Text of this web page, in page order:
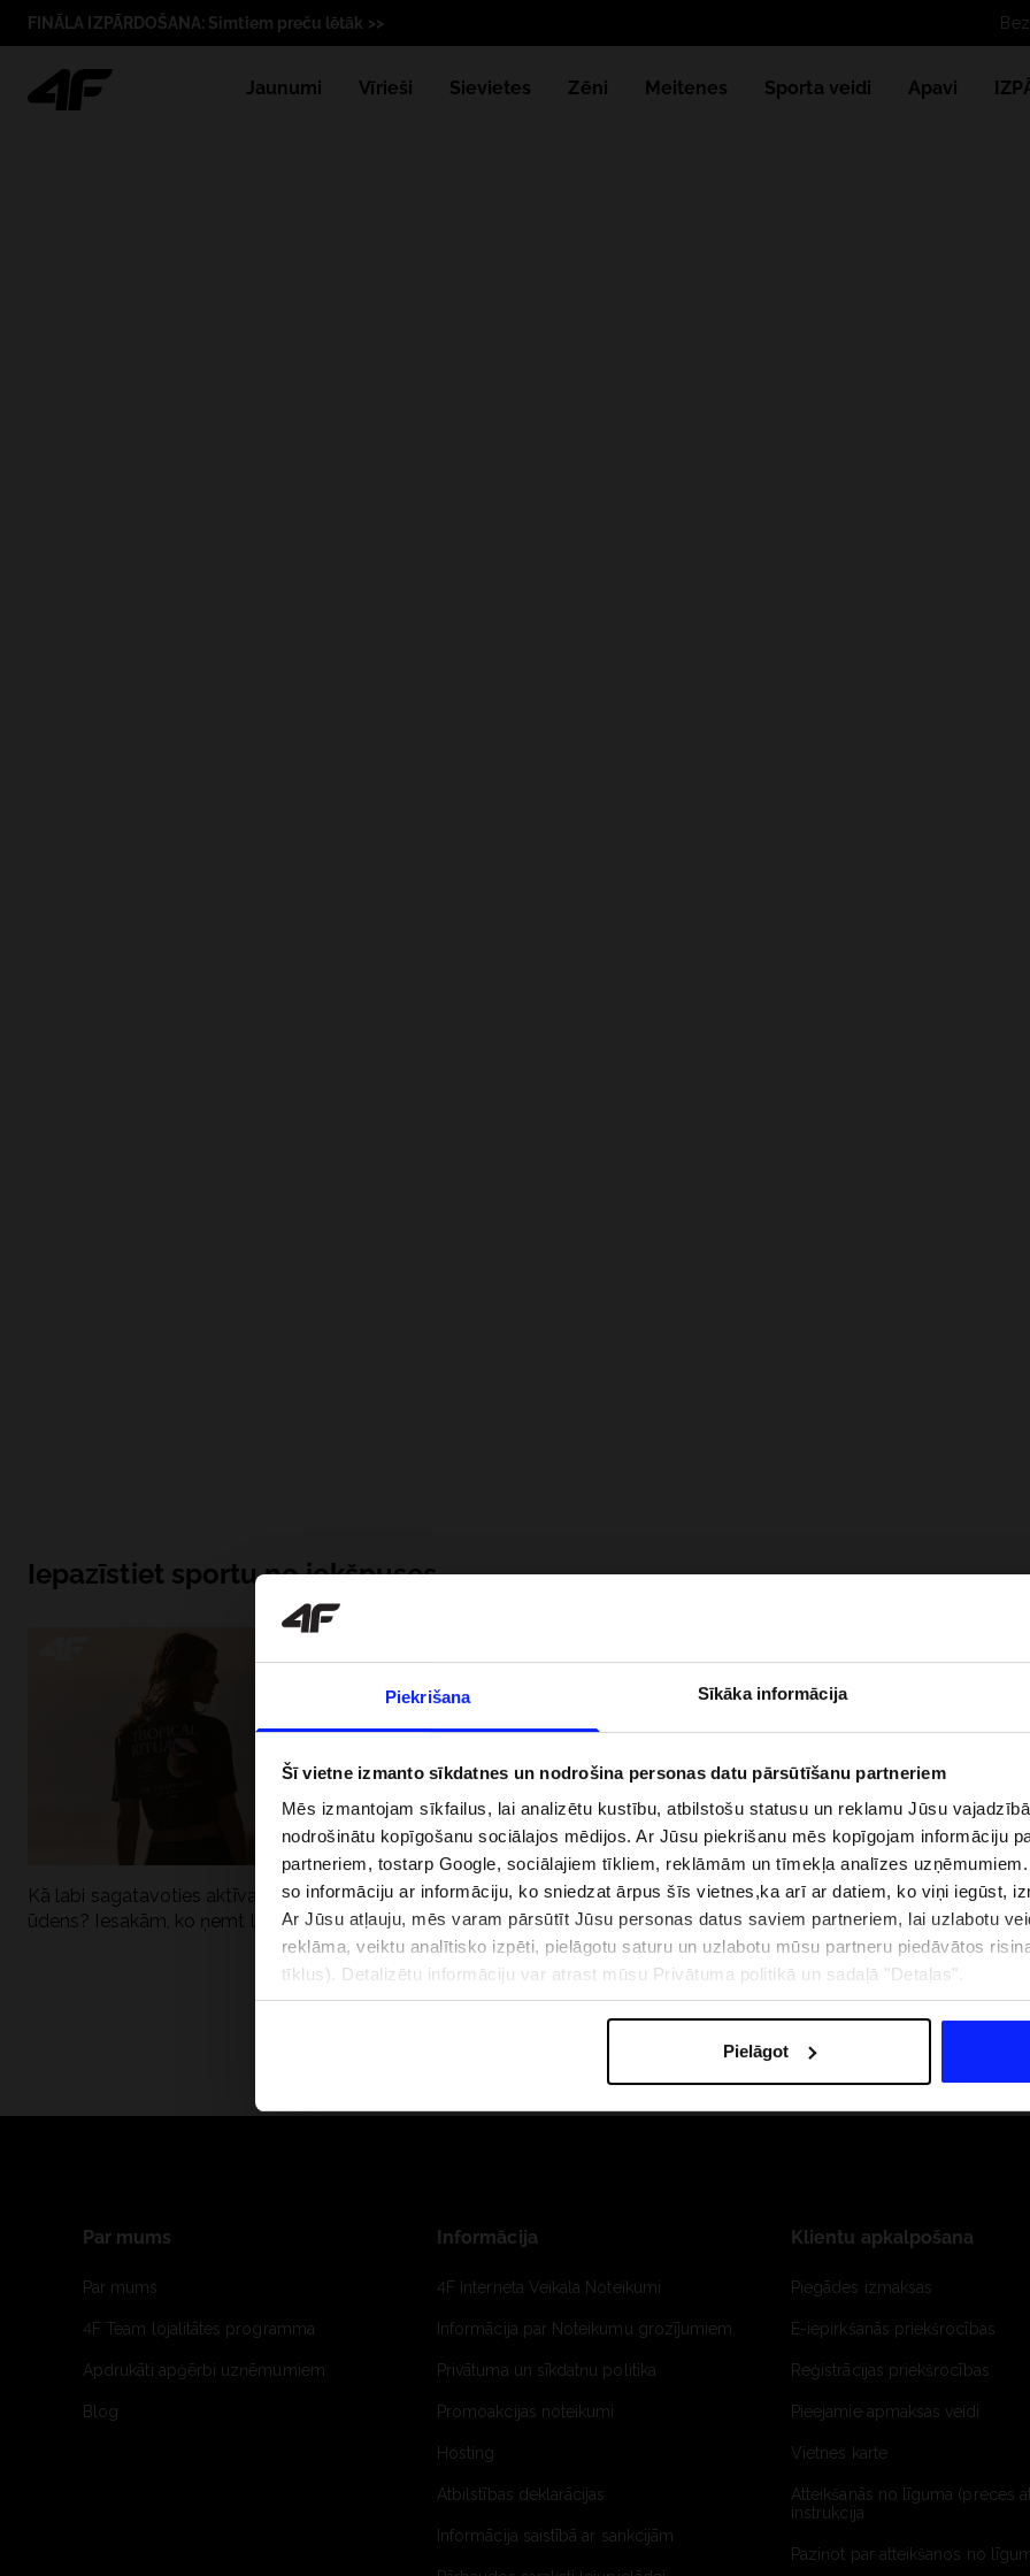
Piekrišana Sīkāka informācija
Šī vietne izmanto sīkdatnes un nodrošina personas datu pārsūtīšanu partneriem
Mēs izmantojam sīkfailus, lai analizētu kustību, atbilstošu statusu un reklamu Jūsu
nodrošinātu kopīgošanu sociālajos mēdijos. Ar Jūsu piekrišanu mēs kopīgojam informāciju
partneriem, tostarp Google, sociālajiem tīkliem, reklāmām un tīmekļa analīzes
so informāciju ar informāciju, ko sniedzat ārpus šīs vietnes,ka arī ar datiem, ko viņi iegūst,
Ar Jūsu atļauju, mēs varam pārsūtīt Jūsu personas datus saviem partneriem, lai uzlabotu
reklāma, veiktu analītisko izpēti, pielāgotu saturu un uzlabotu mūsu partneru piedāvātos
tīklus). Detalizētu informāciju var atrast mūsu Privātuma politikā un sadaļā "Detaļas".
Pielāgot
FINĀLA IZPĀRDOŠANA: Simtiem preču lētāk >>
Jaunumi Vīrieši Sievietes Zēni Meitenes Sporta veidi Apavi
Iepazīstiet sportu no iekšpuses
Kā labi sagatavoties aktīvai dienai pie
ūdens? Iesakām, ko ņemt līdzi
Kāpēc UV aizsardzībai pie ūdens jābūt
dubultai: UPF apģērbs + SPF
Jaunā 4F tenisa un padela kolekcija.
Sportiska funkcionalitāte satiekas ar
mūsdienīgu stilu
VEIKALU ADRESES B2B 4F TEAM LOJALITĀTES
Par mums
Par mums
4F Team lojalitātes programma
Apdrukāti apģērbi uzņēmumiem
Blog
Informācija
4F Interneta Veikala Noteikumi
Informācija par Noteikumu grozījumiem
Privātuma un sīkdatņu politika
Promoakcijas noteikumi
Hosting
Atbilstības deklarācijas
Informācija saistībā ar sankcijām
Klientu apkalpošana
Piegādes izmaksas
E-iepirkšanās priekšrocības
Reģistrācijas priekšrocības
Pieejamie apmaksas veidi
Vietnes karte
Atteikšanās no līguma (preces
instrukcija
Paziņot par atteikšanos no